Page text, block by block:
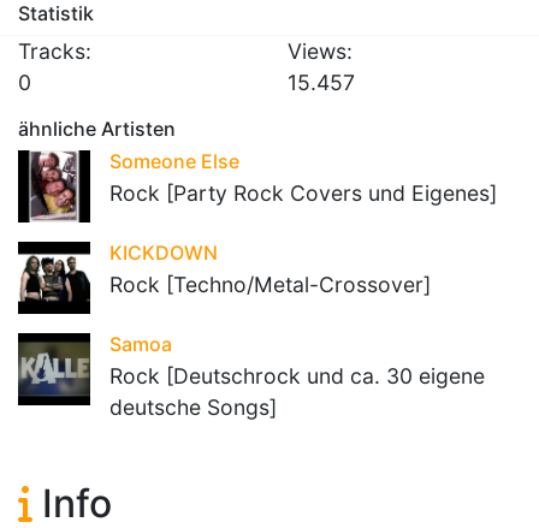
Statistik
Tracks:
0
Views:
15.457
ähnliche Artisten
Someone Else
Rock [Party Rock Covers und Eigenes]
KICKDOWN
Rock [Techno/Metal-Crossover]
Samoa
Rock [Deutschrock und ca. 30 eigene
deutsche Songs]
Info